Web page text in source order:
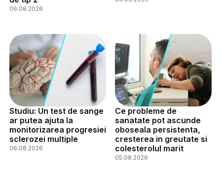
06.08.2026
Studiu: Un test de sange
ar putea ajuta la
monitorizarea progresiei
sclerozei multiple
06.08.2026
Ce probleme de
sanatate pot ascunde
oboseala persistenta,
cresterea in greutate si
colesterolul marit
05.08.2026